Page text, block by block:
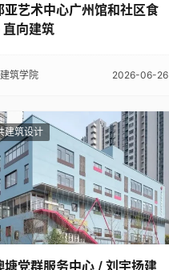
亚艺术中心广州馆和社区食
直向建筑
建筑学院 2026-06-26
建筑设计
塘党群服务中心 / 刘宇扬建